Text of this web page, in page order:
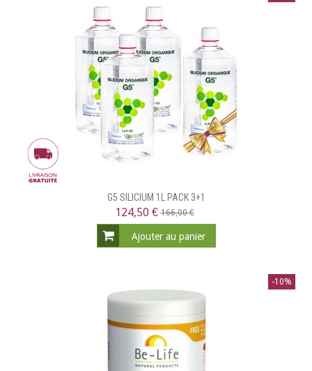
G5 SILICIUM 1L PACK 3+1
124,50 €166,00 €
Ajouter au panier
-10%